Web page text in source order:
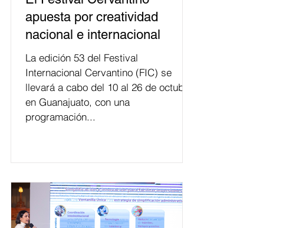
apuesta por creatividad
nacional e internacional
La edición 53 del Festival
Internacional Cervantino (FIC) se
llevará a cabo del 10 al 26 de octubre
en Guanajuato, con una
programación...